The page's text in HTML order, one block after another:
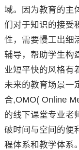
域。因为教育的主
们对于知识的接受
性，需要慢工出细
辅导，帮助学生构
业短平快的风格有
未来的教育场景一
合,OMO( Online
的线下课堂专业老
破时间与空间的便
程体系和教学体系